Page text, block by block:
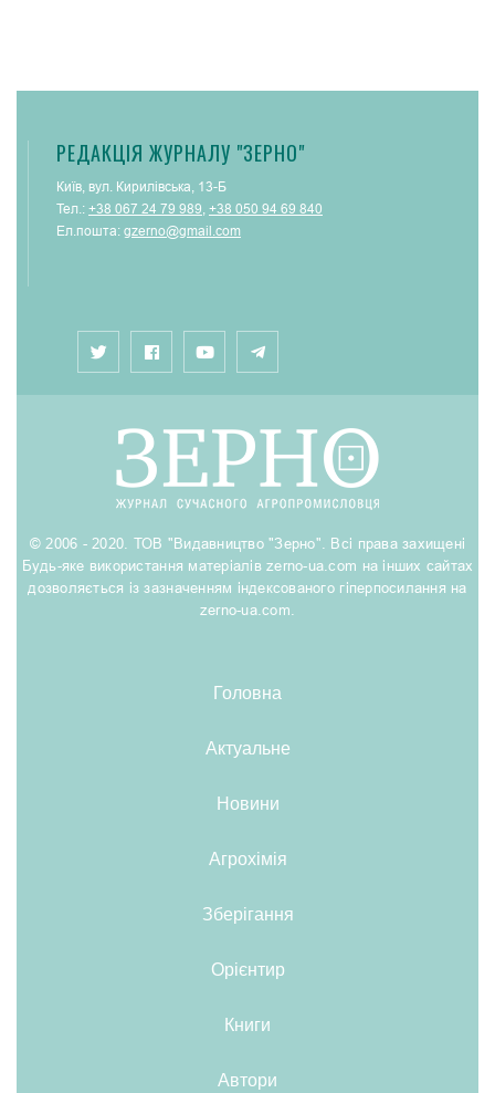
РЕДАКЦІЯ ЖУРНАЛУ "ЗЕРНО"
Київ, вул. Кирилівська, 13-Б
Тел.: +38 067 24 79 989, +38 050 94 69 840
Ел.пошта: gzerno@gmail.com
© 2006 - 2020. ТОВ "Видавництво "Зерно". Всі права захищені
Будь-яке використання матеріалів zerno-ua.com на інших сайтах
дозволяється із зазначенням індексованого гіперпосилання на
zerno-ua.com.
Головна
Актуальне
Новини
Агрохімія
Зберігання
Орієнтир
Книги
Автори